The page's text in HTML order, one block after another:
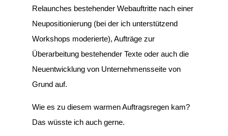
Relaunches bestehender Webauftritte nach einer
Neupositionierung (bei der ich unterstützend
Workshops moderierte), Aufträge zur
Überarbeitung bestehender Texte oder auch die
Neuentwicklung von Unternehmensseite von
Grund auf.
Wie es zu diesem warmen Auftragsregen kam?
Das wüsste ich auch gerne.